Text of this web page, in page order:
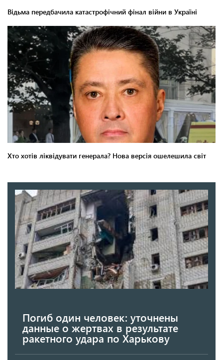
Погиб один человек: уточнены
данные о жертвах в результате
ракетного удара по Харькову